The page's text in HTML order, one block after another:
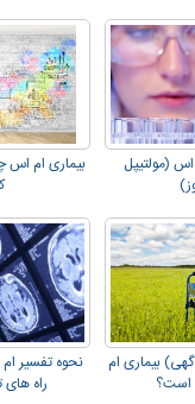
(مولتیپل
بیماری ام
بیماری ام
است؟
نحوه تفسیر
راه